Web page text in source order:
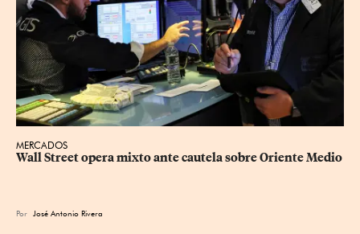
MERCADOS
Wall Street opera mixto ante cautela sobre Oriente Medio
Por José Antonio Rivera